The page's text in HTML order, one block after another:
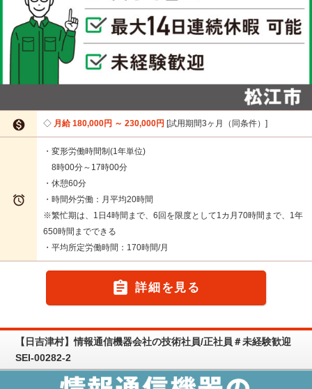
 月給 180,000円 ～ 230,000円 試用期間3ヶ月（同条件）

・変形労働時間制(1年単位)
8時00分～17時00分
・休憩60分
・時間外労働：月平均20時間
※繁忙期は、1日4時間まで、6回を限度として1カ月70時間まで、1年
650時間までできる
・平均所定労働時間：170時間/月
 詳細を見る
【日吉津村】情報通信機器会社の技術社員/正社員＃未経験歓迎
SEI-00282-2